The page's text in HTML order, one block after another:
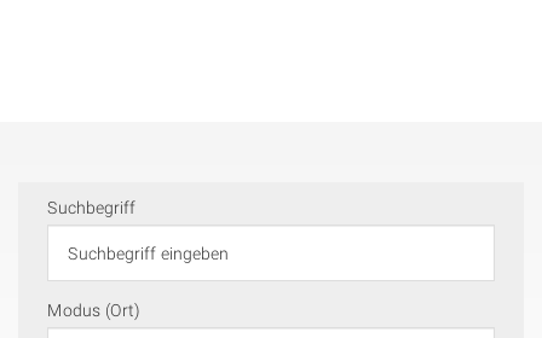
Suchbegriff
Modus (Ort)